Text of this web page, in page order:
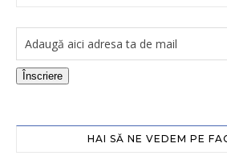
Înscriere
HAI SĂ NE VEDEM PE